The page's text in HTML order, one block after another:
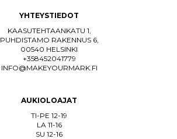
YHTEYSTIEDOT
KAASUTEHTAANKATU 1,
PUHDISTAMO RAKENNUS 6,
00540 HELSINKI
+358452041779
INFO@MAKEYOURMARK.FI
AUKIOLOAJAT
TI-PE 12-19
LA 11-16
SU 12-16